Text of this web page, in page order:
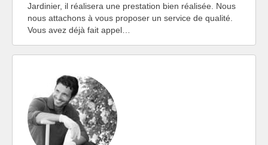
Jardinier, il réalisera une prestation bien réalisée. Nous
nous attachons à vous proposer un service de qualité.
Vous avez déjà fait appel…